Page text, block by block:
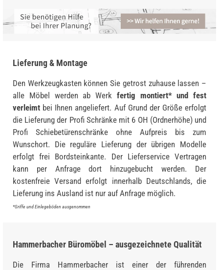
Lieferung & Montage
Den Werkzeugkasten können Sie getrost zuhause lassen –
alle Möbel werden ab Werk fertig montiert* und fest
verleimt bei Ihnen angeliefert. Auf Grund der Größe erfolgt
die Lieferung der Profi Schränke mit 6 OH (Ordnerhöhe) und
Profi Schiebetürenschränke ohne Aufpreis bis zum
Wunschort. Die reguläre Lieferung der übrigen Modelle
erfolgt frei Bordsteinkante. Der Lieferservice Vertragen
kann per Anfrage dort hinzugebucht werden. Der
kostenfreie Versand erfolgt innerhalb Deutschlands, die
Lieferung ins Ausland ist nur auf Anfrage möglich.
*Griffe und Einlegeböden ausgenommen
Hammerbacher Büromöbel – ausgezeichnete Qualität
Die Firma Hammerbacher ist einer der führenden